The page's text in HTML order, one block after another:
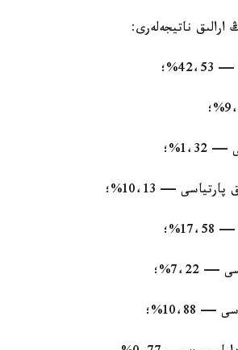
ناتيجەلەرى: